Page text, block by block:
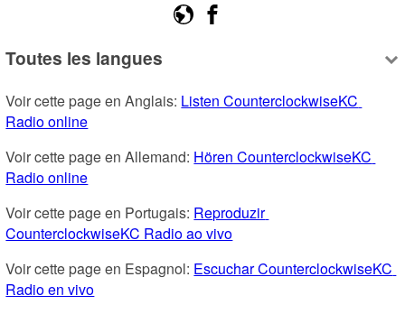
Toutes les langues
Voir cette page en Anglais: Listen CounterclockwiseKC
Radio online
Voir cette page en Allemand: Hören CounterclockwiseKC
Radio online
Voir cette page en Portugais: Reproduzir
CounterclockwiseKC Radio ao vivo
Voir cette page en Espagnol: Escuchar CounterclockwiseKC
Radio en vivo